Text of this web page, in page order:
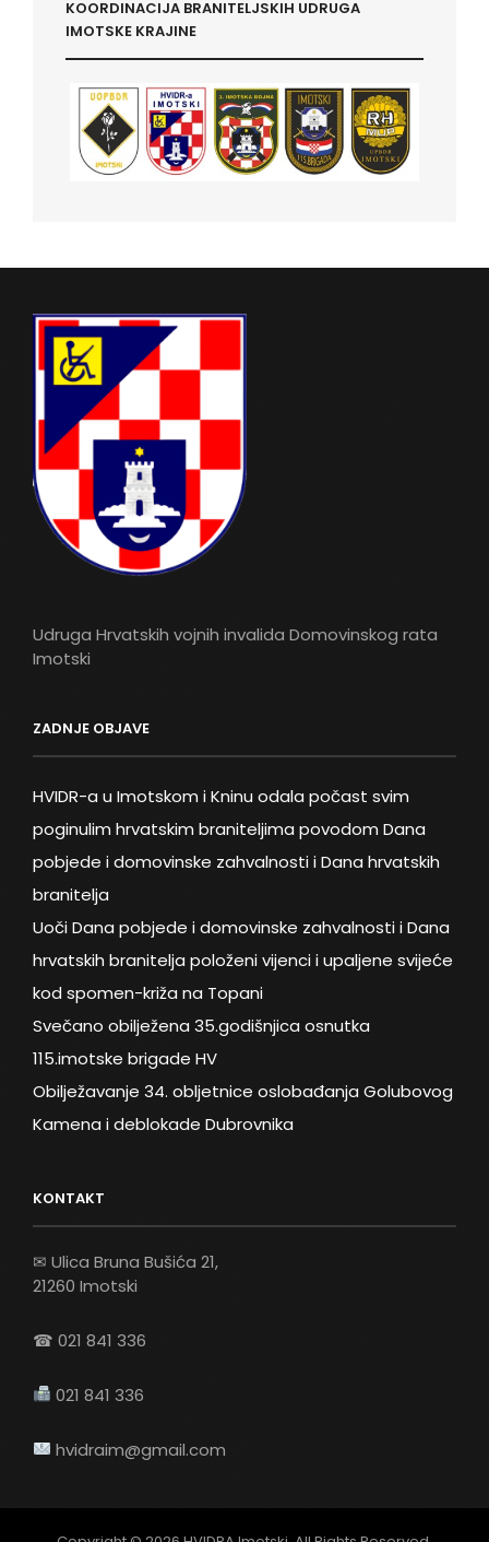
KOORDINACIJA BRANITELJSKIH UDRUGA
IMOTSKE KRAJINE
Udruga Hrvatskih vojnih invalida Domovinskog rata
Imotski
ZADNJE OBJAVE
HVIDR-a u Imotskom i Kninu odala počast svim
poginulim hrvatskim braniteljima povodom Dana
pobjede i domovinske zahvalnosti i Dana hrvatskih
branitelja
Uoči Dana pobjede i domovinske zahvalnosti i Dana
hrvatskih branitelja položeni vijenci i upaljene svijeće
kod spomen-križa na Topani
Svečano obilježena 35.godišnjica osnutka
115.imotske brigade HV
Obilježavanje 34. obljetnice oslobađanja Golubovog
Kamena i deblokade Dubrovnika
KONTAKT
✉ Ulica Bruna Bušića 21,
21260 Imotski
☎ 021 841 336
021 841 336
hvidraim@gmail.com